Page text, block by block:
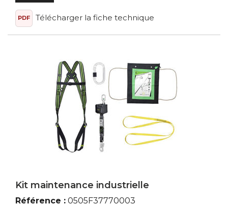
PDF Télécharger la fiche technique
Kit maintenance industrielle
Référence : 0505F37770003